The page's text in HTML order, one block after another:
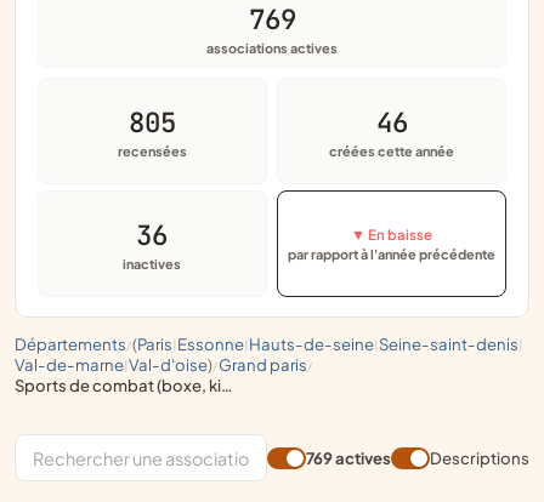
départements/( paris| essonne| hauts-de-seine| seine-saint-denis|
val-de-marne| val-d'oise)/ grand paris/
sports de combat (boxe, kick box, boxe thaï, lutte)
769
associations actives
805
recensées
46
créées cette année
36
inactives
▼ En baisse
par rapport à l'année précédente
769 actives Descriptions